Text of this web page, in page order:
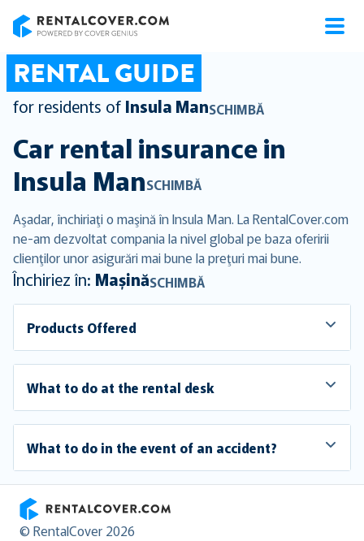
RENTAL GUIDE
for residents of Insula ManSCHIMBĂ
Car rental insurance in
Insula ManSCHIMBĂ
Aşadar, închiriaţi o maşină în Insula Man. La RentalCover.com
ne-am dezvoltat compania la nivel global pe baza oferirii
clienţilor unor asigurări mai bune la preţuri mai bune.
Închiriez în: MașinăSCHIMBĂ
Products Offered
What to do at the rental desk
What to do in the event of an accident?
RentalCover
© RentalCover 2026